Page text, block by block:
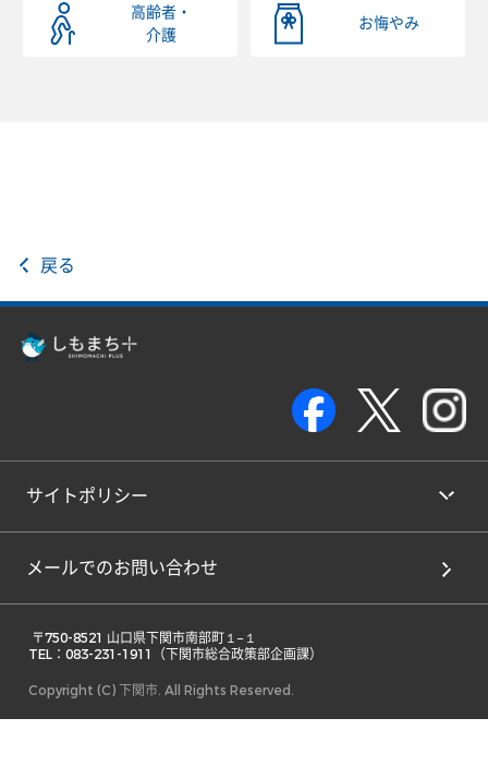
高齢者・
介護
お悔やみ
戻る
サイトポリシー
メールでのお問い合わせ
TEL：083-231-1911（下関市総合政策部企画課）
Copyright (C) 下関市. All Rights Reserved.